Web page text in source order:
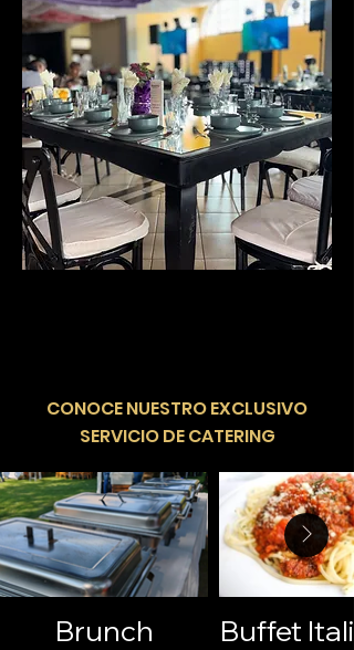
​CONOCE NUESTRO EXCLUSIVO
SERVICIO DE CATERING
Brunch Buffet